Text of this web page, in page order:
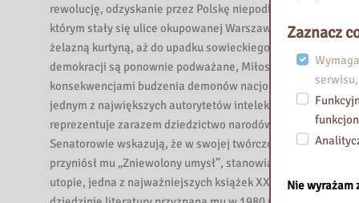
j
E
d
u
k
a
j
rewolucję, odzyskanie przez Polskę niepodległości,
którym stały się ulice okupowanej Warszawy, Holokaust i
żelazną kurtyną, aż do upadku sowieckiego imperium i
demokracji są ponownie podważane, Miłosz, odznaczony
konsekwencjami budzenia demonów nacjonalizmu,
jednym z największych autorytetów intelektualnych, a jego
reprezentuje zarazem dziedzictwo narodów Europy
Senatorowie wskazują, że w swojej twórczości Miłosz
przyniósł mu „Zniewolony umysł”, stanowiący
utopie, jedna z najważniejszych książek XX w. W ocenie
Zaznacz
Nie wyrażam